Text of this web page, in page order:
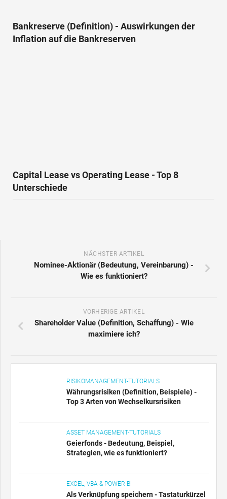
Bankreserve (Definition) - Auswirkungen der
Inflation auf die Bankreserven
Capital Lease vs Operating Lease - Top 8
Unterschiede
NÄCHSTER ARTIKEL
Nominee-Aktionär (Bedeutung, Vereinbarung) -
Wie es funktioniert?
VORHERIGE ARTIKEL
Shareholder Value (Definition, Schaffung) - Wie
maximiere ich?
RISIKOMANAGEMENT-TUTORIALS
Währungsrisiken (Definition, Beispiele) -
Top 3 Arten von Wechselkursrisiken
ASSET MANAGEMENT-TUTORIALS
Geierfonds - Bedeutung, Beispiel,
Strategien, wie es funktioniert?
EXCEL, VBA & POWER BI
Als Verknüpfung speichern - Tastaturkürzel